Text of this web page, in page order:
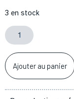
3 en stock
Ajouter au panier